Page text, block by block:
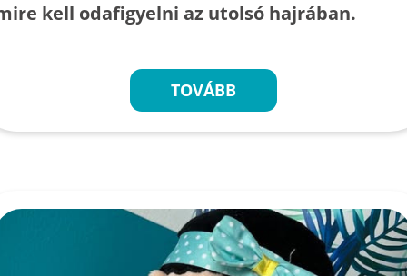
kell odafigyelni az utolsó hajrában.
TOVÁBB